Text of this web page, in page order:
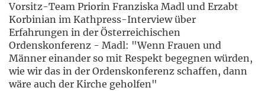
Vorsitz-Team Priorin Franziska Madl und Erzabt
Korbinian im Kathpress-Interview über
Erfahrungen in der Österreichischen
Ordenskonferenz - Madl: "Wenn Frauen und
Männer einander so mit Respekt begegnen würden,
wie wir das in der Ordenskonferenz schaffen, dann
wäre auch der Kirche geholfen"